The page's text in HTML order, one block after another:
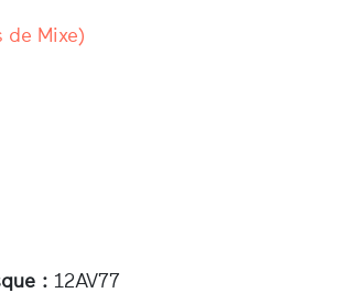
de Mixe)
: 12AV77